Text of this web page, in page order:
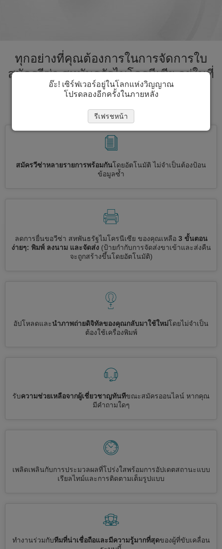
ทุกอย่างที่คุณต้องการในการจัดการใบ
สมัครวีซ่า สหพันธรัฐไมโครนีเซีย อยู่ในที่
เดียวกัน ส่งเร็วขึ้นกระบวนการใบสมัคร
สมัครวีซ่าหลายรายการพร้อมกันโดยอัตโนมัติ ไม่จำเป็นต้องป้อน
ข้อมูลซ้ำ
ลดการยื่นขอวีซ่า สหพันธรัฐไมโครนีเซีย ของคุณเหลือ 3 ขั้นตอน
ง่ายๆ: พิมพ์ ลงนาม และจัดส่ง (ป้ายกำกับการจัดส่งขาเข้าและส่งคืน
จะถูกสร้างขึ้นโดยอัตโนมัติ)
อัปโหลดและนำภาพถ่ายดิจิทัลของคุณกลับมาใช้ใหม่โดยไม่จำเป็น
ต้องใช้เครื่องพิมพ์
รับความช่วยเหลือจากผู้เชี่ยวชาญทันทีขณะสมัครออนไลน์ หากคุณ
มีคำถามใดๆ
เพลิดเพลินกับการประมวลผลที่โปร่งใสพร้อมการอัปเดตสถานะแบบ
เรียลไทม์และการติดตามเต็มรูปแบบ
ทำงานร่วมกับทีมที่น่าเชื่อถือและมีความรู้มากที่สุดของผู้ที่ขับเคลื่อน
อ๊ะ! เซิร์ฟเวอร์อยู่ในโลกแห่งวิญญาณ
โปรดลองอีกครั้งในภายหลัง
รีเฟรชหน้า